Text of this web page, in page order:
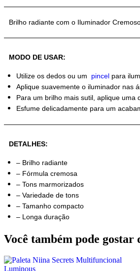
Brilho radiante com o Iluminador
MODO DE USAR:
Utilize os dedos ou um pincel para
Aplique suavemente o iluminador nas
Para um brilho mais sutil, aplique
Esfume delicadamente para um
DETALHES:
– Brilho radiante
– Fórmula cremosa
– Tons marmorizados
– Variedade de tons
– Tamanho compacto
– Longa duração
Você também pode